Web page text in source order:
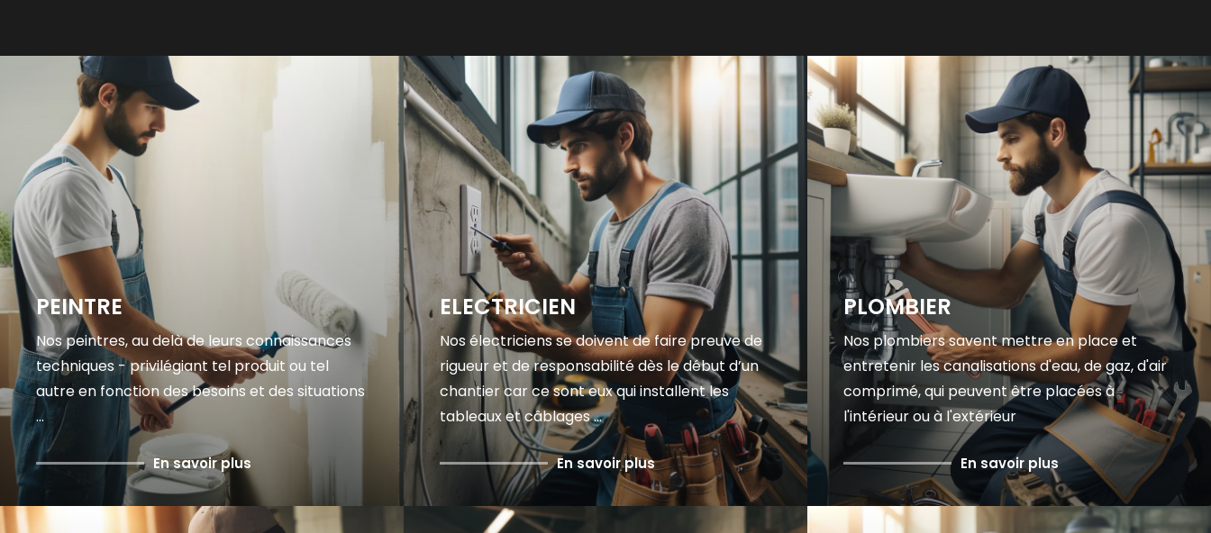
PEINTRE
Nos peintres, au delà de leurs connaissances
techniques - privilégiant tel produit ou tel
autre en fonction des besoins et des situations
...
En savoir plus
ELECTRICIEN
Nos électriciens se doivent de faire preuve de
rigueur et de responsabilité dès le début d’un
chantier car ce sont eux qui installent les
tableaux et câblages ...
En savoir plus
PLOMBIER
Nos plombiers savent mettre en place et
entretenir les canalisations d'eau, de gaz, d'air
comprimé, qui peuvent être placées à
l'intérieur ou à l'extérieur
En savoir plus